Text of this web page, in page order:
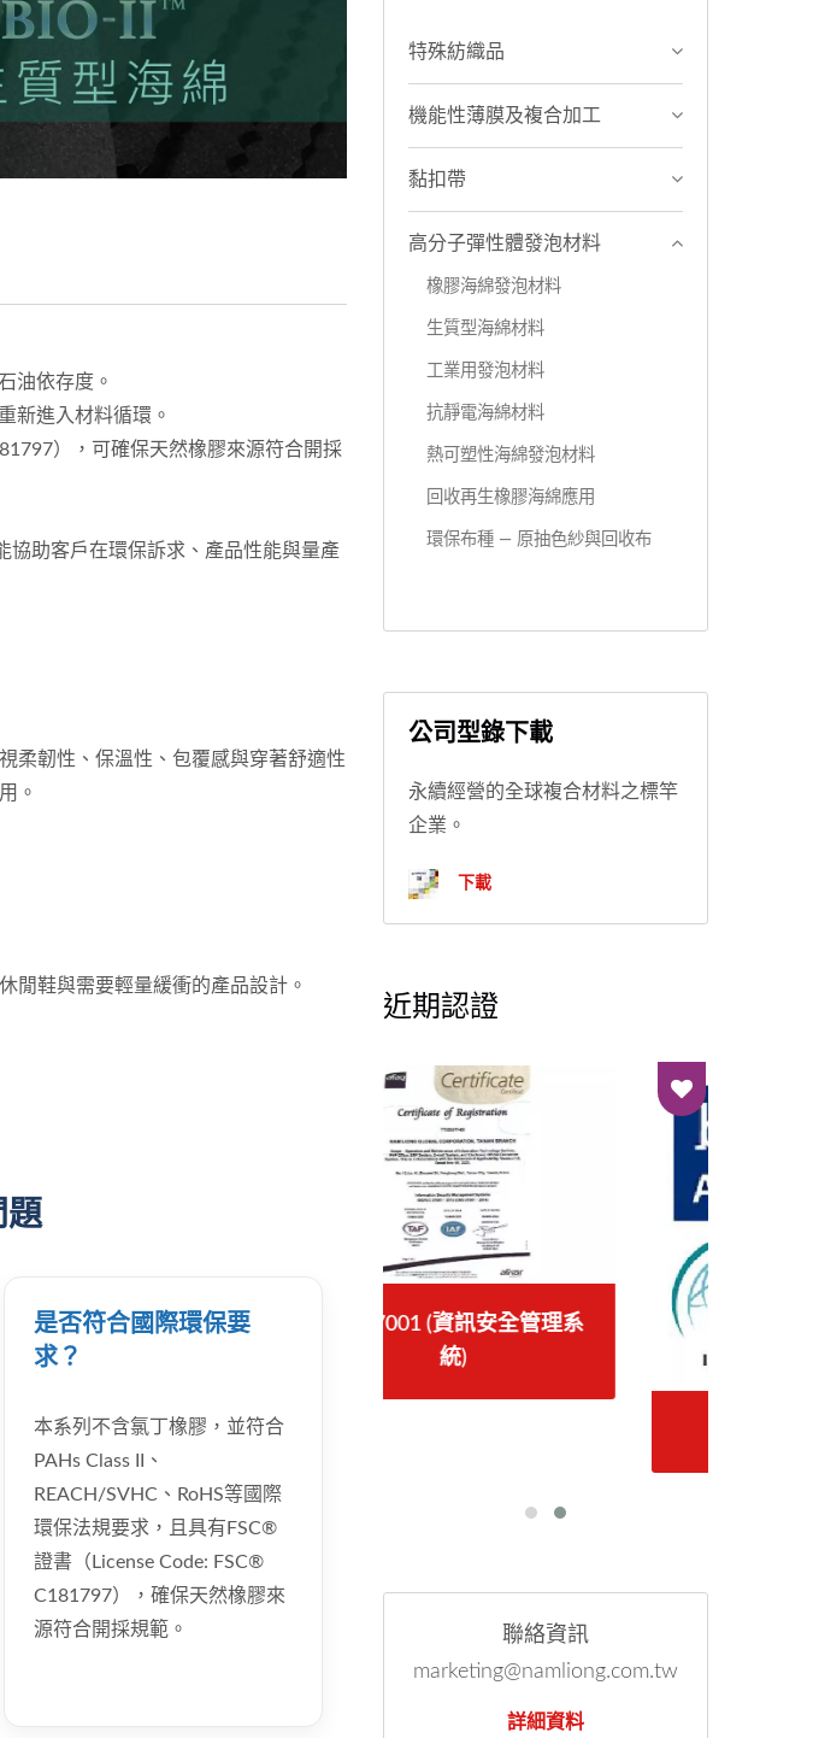
油依存度。
新進入材料循環。
），可確保天然橡膠來源符合開採
協助客戶在環保訴求、產品性能與量產
柔韌性、保溫性、包覆感與穿著舒適性
。
閒鞋與需要輕量緩衝的產品設計。
是否符合國際環保要
求？
本系列不含氯丁橡膠，並符合
PAHs Class II、
REACH/SVHC、RoHS等國際
環保法規要求，且具有FSC®
證書（License Code: FSC®
C181797），確保天然橡膠來
源符合開採規範。
特殊紡織品
機能性薄膜及複合加工
黏扣帶
高分子彈性體發泡材料
橡膠海綿發泡材料
生質型海綿材料
工業用發泡材料
抗靜電海綿材料
熱可塑性海綿發泡材料
回收再生橡膠海綿應用
環保布種 — 原抽色紗與回收布
公司型錄下載
永續經營的全球複合材料之標竿
企業。
下載
近期認證
ISO 27001 (資訊安全管理系
聯絡資訊
marketing@namliong.com.tw
詳細資料